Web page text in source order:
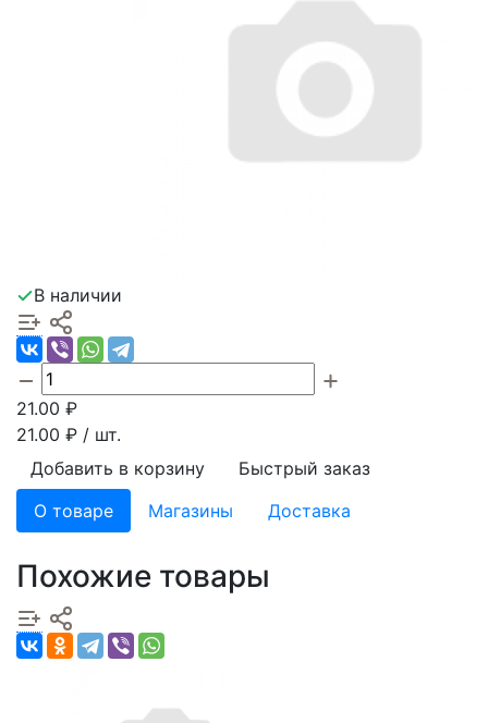
В наличии
21.00 ₽
21.00 ₽ / шт.
Добавить в корзину
Быстрый заказ
О товаре
Магазины Доставка
Похожие товары